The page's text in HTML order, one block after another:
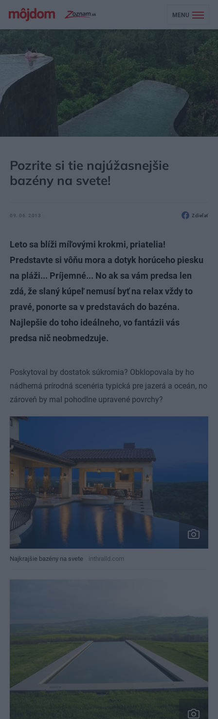
MENU
Pozrite si tie najúžasnejšie
bazény na svete!
09. 06. 2013 Zdieľať
Leto sa blíži míľovými krokmi, priatelia!
Predstavte si vôňu mora a dotyk horúceho piesku
na pláži... Príjemné... No ak sa vám predsa len
zdá, že slaný kúpeľ nemusí byť na relax vždy to
pravé, ponorte sa v predstavách do bazéna.
Najlepšie do toho ideálneho, vo fantázii vás
predsa nič neobmedzuje.
Poskytoval by dostatok súkromia? Obklopovala by ho
nádherná prírodná scenéria typická pre jazerá a oceán, no
zároveň by mal pohodlne upravené povrchy?
Najkrajšie bazény na svete inthralld.com